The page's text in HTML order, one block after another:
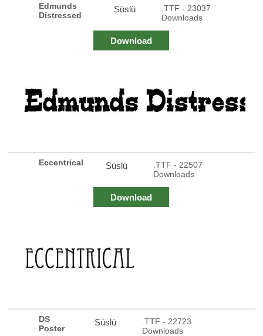
Edmunds
Distressed
Süslü
.TTF - 23037
Downloads
Download
Eccentrical Süslü
.TTF - 22507
Downloads
Download
DS
Poster
Süslü
.TTF - 22723
Downloads